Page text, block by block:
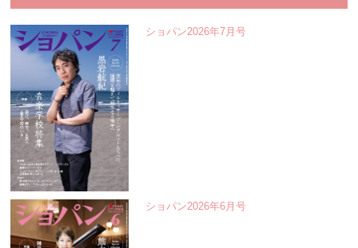
ショパン2026年7月号
ショパン2026年6月号